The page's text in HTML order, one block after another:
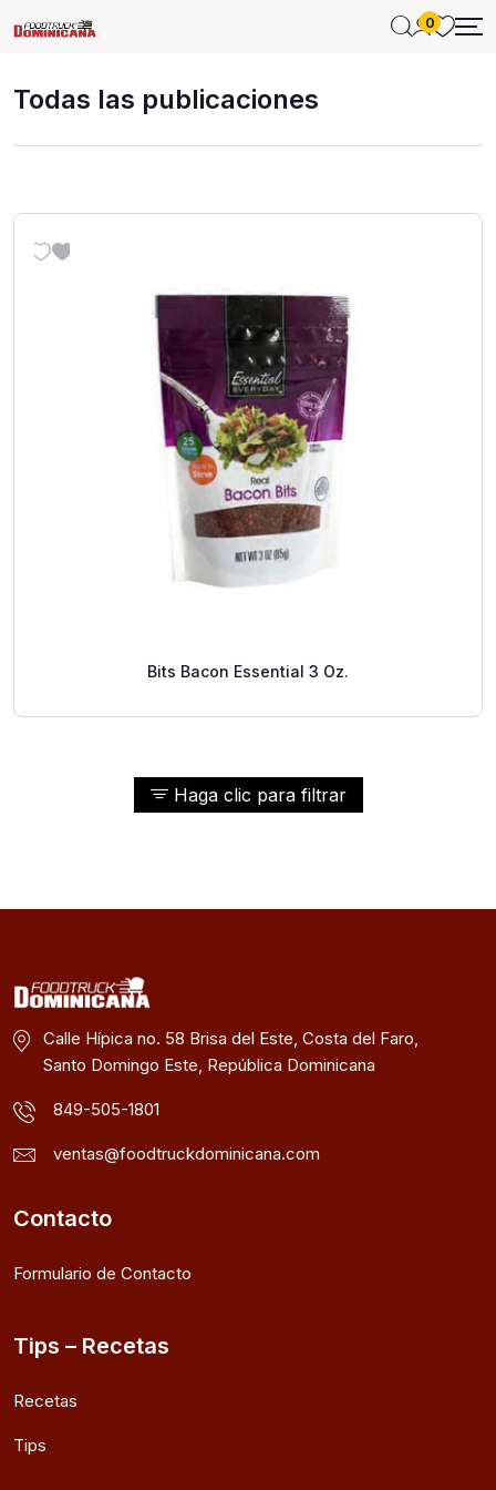
0
Todas las publicaciones
Haga clic para filtrar
Bits Bacon Essential 3 Oz.
Calle Hípica no. 58 Brisa del Este, Costa del Faro,
Santo Domingo Este, República Dominicana
849-505-1801
ventas@foodtruckdominicana.com
Contacto
Formulario de Contacto
Tips – Recetas
Recetas
Tips